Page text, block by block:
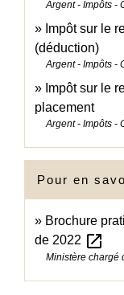
Argent - Impôts -
Impôt sur le
(déduction)
Argent - Impôts -
Impôt sur le
placement
Argent - Impôts -
Pour en
Brochure
de 2022 open_in_new
Ministère chargé